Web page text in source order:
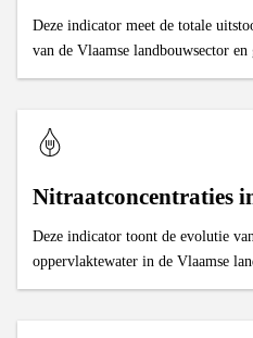
Deze indicator meet de totale
van de Vlaamse landbouwsector
Nitraatconcentraties
Deze indicator toont de evolutie
oppervlaktewater in de Vlaamse